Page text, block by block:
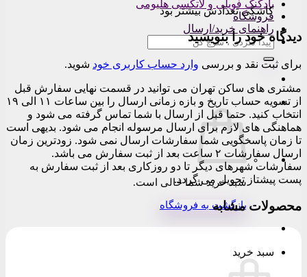
بادکنک فویلی و لاتکسی هلیومی
فروشگاه
راهنمای خرید/ارسال
جستجو
سبد خرید شما خالی است.
بازگشت به فروشگاه
سبد خرید
کاشکی تعدادش بیشتر بود
دیدگاه خود را بنویسید
برای ثبت نقد و بررسی وارد حساب کاربری خود شوید.
مشتری های ساکن تهران می توانید در قسمت نهایی سفارش قبل
از تسویه حساب تاریخ و بازه زمانی ارسال را بین ساعات ۱۱ الی ۱۹
انتخاب کنید. حتما قبل از ارسال با شما تماس گرفته می شود و
هماهنگی های لازم برای ارسال مرسوله انجام می شود. بدیهی است
تا زمان پاسخگویی شما سفارشات ارسال نمی شود. زودترین زمان
ارسال سفارشات ۲ ساعت بعد از ثبت سفارش می باشد.
سفارشات شهرهای دیگر تا دو روزکاری بعد از ثبت سفارش به
پست پیشتاز تحویل می گردد.
محصولات مشابه